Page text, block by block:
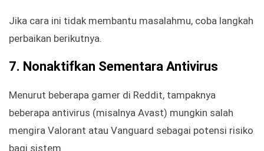
Jika cara ini tidak membantu masalahmu, coba langkah
perbaikan berikutnya.
7. Nonaktifkan Sementara Antivirus
Menurut beberapa gamer di Reddit, tampaknya
beberapa antivirus (misalnya Avast) mungkin salah
mengira Valorant atau Vanguard sebagai potensi risiko
bagi sistem.